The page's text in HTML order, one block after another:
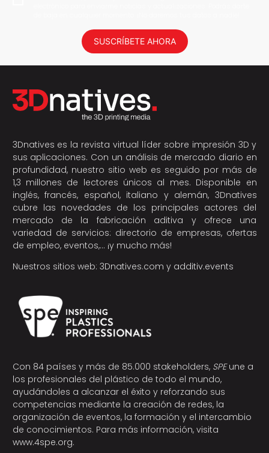
SUSCRÍBETE AHORA
3Dnatives es la revista virtual líder sobre impresión 3D y
sus aplicaciones. Con un análisis de mercado diario en
profundidad, nuestro sitio web es seguido por más de
1,3 millones de lectores únicos al mes. Disponible en
inglés, francés, español, italiano y alemán, 3Dnatives
cubre las novedades de los principales actores del
mercado de la fabricación aditiva y ofrece una
variedad de servicios: directorio de empresas, ofertas
de empleo, eventos,… ¡y mucho más!
Nuestros sitios web: 3Dnatives.com y additiv.events
Con 84 países y más de 85.000 stakeholders, SPEune a
los profesionales del plástico de todo el mundo,
ayudándoles a alcanzar el éxito y reforzando sus
competencias mediante la creación de redes, la
organización de eventos, la formación y el intercambio
de conocimientos. Para más información, visita
www.4spe.org.